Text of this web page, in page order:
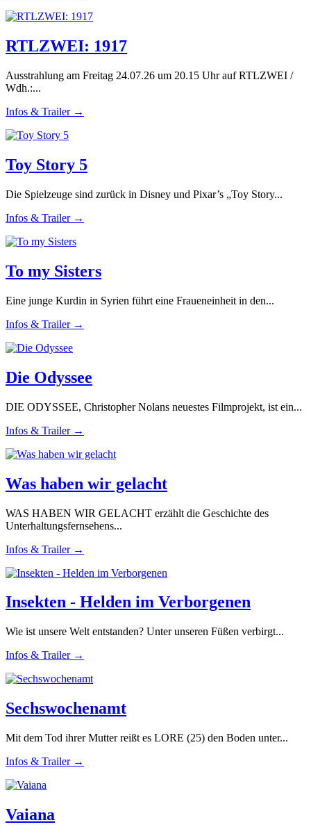
RTLZWEI: 1917
Ausstrahlung am Freitag 24.07.26 um 20.15 Uhr auf RTLZWEI /
Wdh.:...
Infos & Trailer →
Toy Story 5
Die Spielzeuge sind zurück in Disney und Pixar’s „Toy Story...
Infos & Trailer →
To my Sisters
Eine junge Kurdin in Syrien führt eine Fraueneinheit in den...
Infos & Trailer →
Die Odyssee
DIE ODYSSEE, Christopher Nolans neuestes Filmprojekt, ist ein...
Infos & Trailer →
Was haben wir gelacht
WAS HABEN WIR GELACHT erzählt die Geschichte des
Unterhaltungsfernsehens...
Infos & Trailer →
Insekten - Helden im Verborgenen
Wie ist unsere Welt entstanden? Unter unseren Füßen verbirgt...
Infos & Trailer →
Sechswochenamt
Mit dem Tod ihrer Mutter reißt es LORE (25) den Boden unter...
Infos & Trailer →
Vaiana